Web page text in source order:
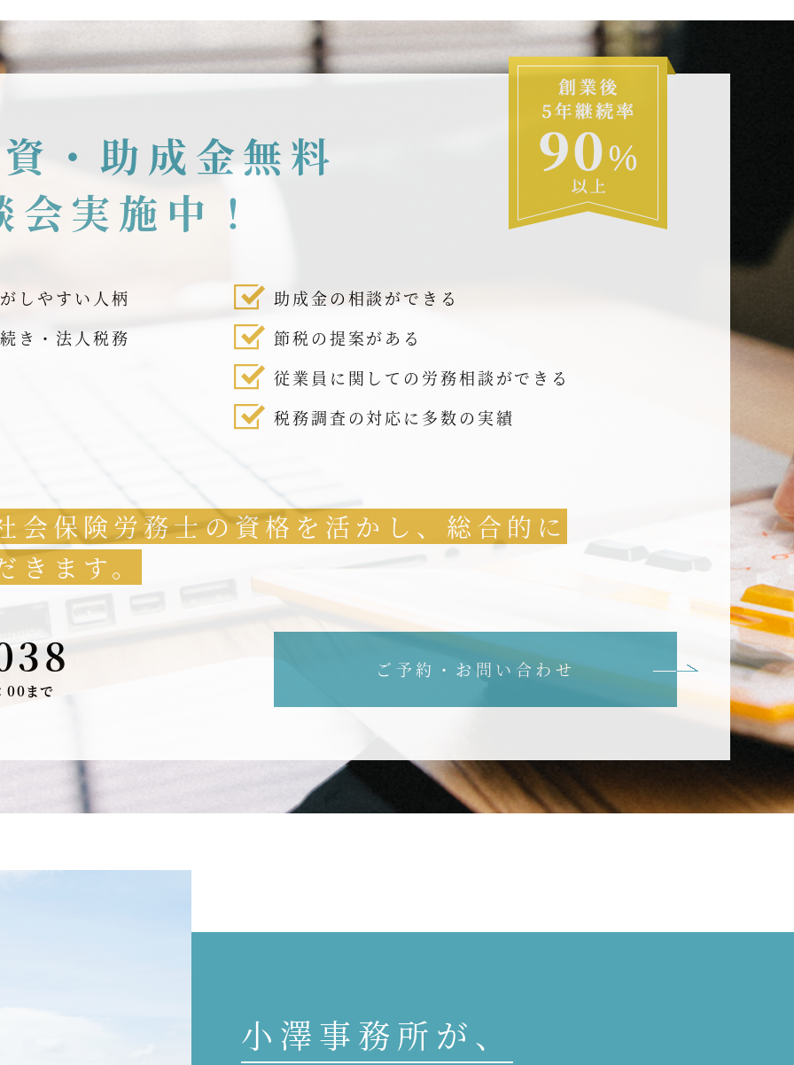
・助成金無料
実施中！
しやすい人柄
き・法人税務
助成金の相談ができる
節税の提案がある
従業員に関しての労務相談ができる
税務調査の対応に多数の実績
会保険労務士の資格を活かし、総合的に
ます。
00まで
ご予約・お問い合わせ
小澤事務所が、